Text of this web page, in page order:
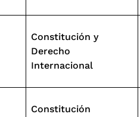
Constitución y
Derecho
Internacional
Constitución